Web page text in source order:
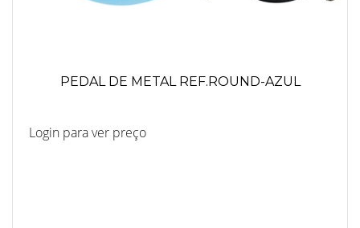
PEDAL DE METAL REF.ROUND-AZUL
Login para ver preço